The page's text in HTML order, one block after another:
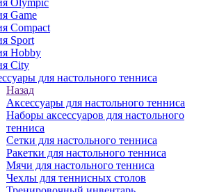
Olympic
Game
Compact
Sport
Hobby
City
для настольного тенниса
Назад
Аксессуары для настольного тенниса
Наборы аксессуаров для настольного
тенниса
Сетки для настольного тенниса
Ракетки для настольного тенниса
Мячи для настольного тенниса
Чехлы для теннисных столов